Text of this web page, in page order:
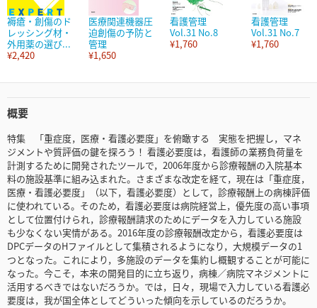
褥瘡・創傷のド
レッシング材・
外用薬の選び...
¥2,420
医療関連機器圧
迫創傷の予防と
管理
¥1,650
看護管理
Vol.31 No.8
¥1,760
看護管理
Vol.31 No.7
¥1,760
概要
特集 「重症度，医療・看護必要度」を俯瞰する 実態を把握し，マネ
ジメントや質評価の鍵を探ろう！ 看護必要度は，看護師の業務負荷量を
計測するために開発されたツールで，2006年度から診療報酬の入院基本
料の施設基準に組み込まれた。さまざまな改定を経て，現在は「重症度，
医療・看護必要度」（以下，看護必要度）として，診療報酬上の病棟評価
に使われている。そのため，看護必要度は病院経営上，優先度の高い事項
として位置付けられ，診療報酬請求のためにデータを入力している施設
も少なくない実情がある。2016年度の診療報酬改定から，看護必要度は
DPCデータのHファイルとして集積されるようになり，大規模データの1
つとなった。これにより，多施設のデータを集約し概観することが可能に
なった。今こそ，本来の開発目的に立ち返り，病棟／病院マネジメントに
活用するべきではないだろうか。では，日々，現場で入力している看護必
要度は，我が国全体としてどういった傾向を示しているのだろうか。